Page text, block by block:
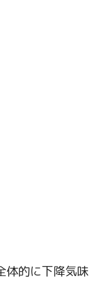
体的に下降気味